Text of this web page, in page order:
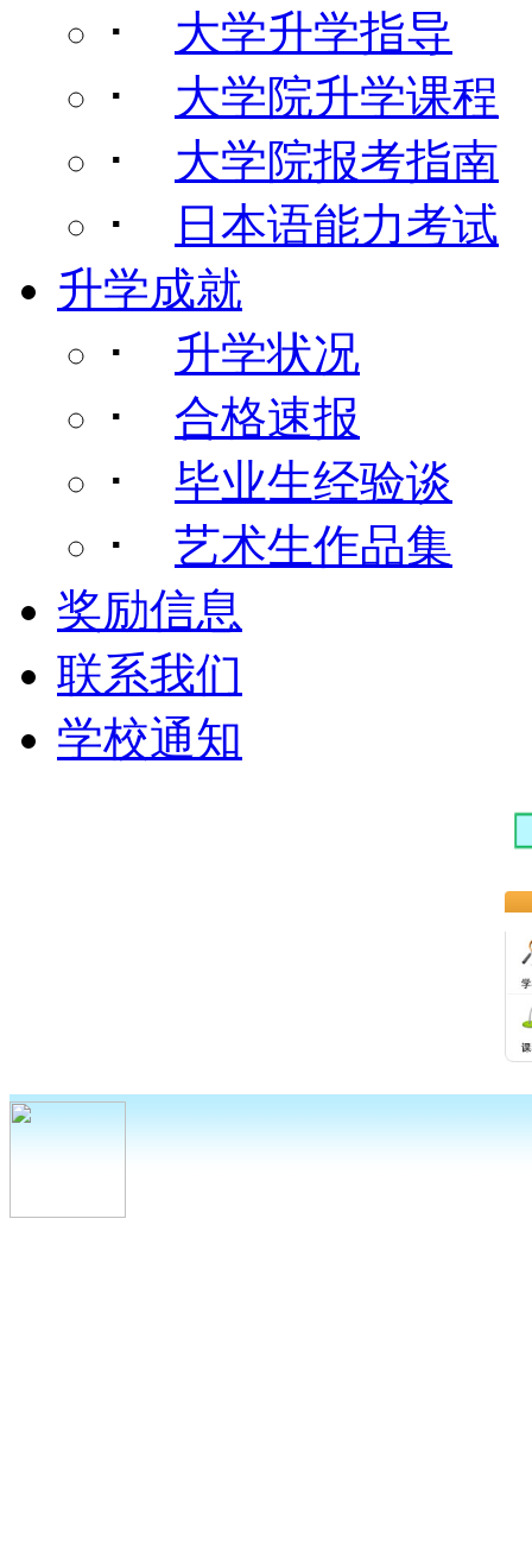
･ 大学升学指导
･ 大学院升学课程
･ 大学院报考指南
･
日本语能力考试
升学成就
･ 升学状况
･ 合格速报
･ 毕业生经验谈
･ 艺术生作品集
奖励信息
联系我们
学校通知